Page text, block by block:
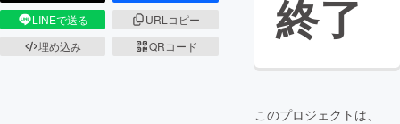
LINEで送る
URLコピー
埋め込み
QRコード 終了
このプロジェクトは、